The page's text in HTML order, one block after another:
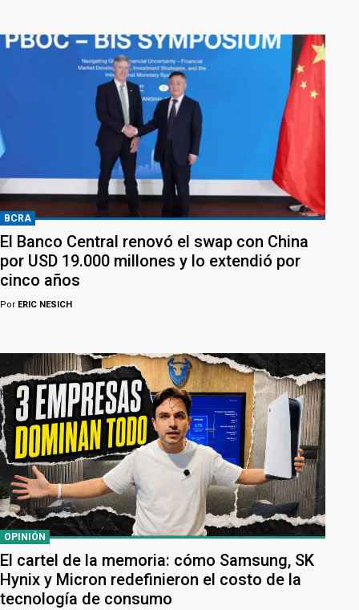
BCRA
El Banco Central renovó el swap con China
por USD 19.000 millones y lo extendió por
cinco años
Por ERIC NESICH
OPINIÓN
El cartel de la memoria: cómo Samsung, SK
Hynix y Micron redefinieron el costo de la
tecnología de consumo